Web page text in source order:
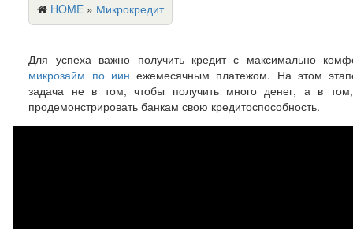
HOME » Микрокредит
Для успеха важно получить кредит с максимально
микрозайм по иин ежемесячным платежом. На этом
задача не в том, чтобы получить много денег, а в
продемонстрировать банкам свою кредитоспособность.